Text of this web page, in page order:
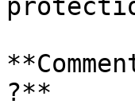
?**